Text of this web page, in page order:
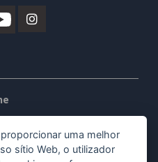
uma melhor
sítio Web, o utilizador